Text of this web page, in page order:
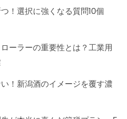
！選択に強くなる質問10個
ーラーの重要性とは？工業用
！新潟酒のイメージを覆す濃